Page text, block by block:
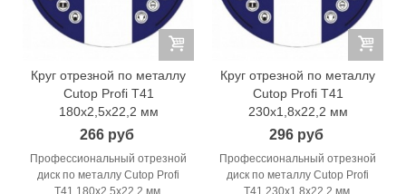
Круг отрезной по металлу
Cutop Profi T41
180x2,5x22,2 мм
266 руб
Профессиональный отрезной
диск по металлу Cutop Profi
T41 180x2,5x22,2 мм,
Круг отрезной по металлу
Cutop Profi T41
230x1,8x22,2 мм
296 руб
Профессиональный отрезной
диск по металлу Cutop Profi
T41 230x1,8x22,2 мм,